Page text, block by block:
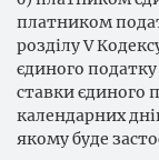
платником
розділу V
єдиного
ставки єдиного
календарних
якому буде